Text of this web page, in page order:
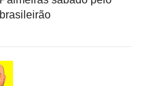
brasileirão